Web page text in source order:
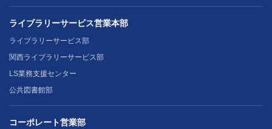
ライブラリーサービス営業本部
ライブラリーサービス部
関西ライブラリーサービス部
LS業務支援センター
公共図書館部
コーポレート営業部